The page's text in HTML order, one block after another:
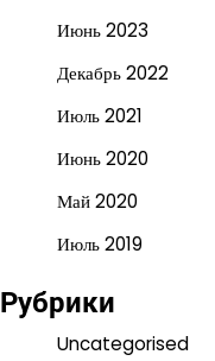
Июнь 2023
Декабрь 2022
Июль 2021
Июнь 2020
Май 2020
Июль 2019
Рубрики
Uncategorised